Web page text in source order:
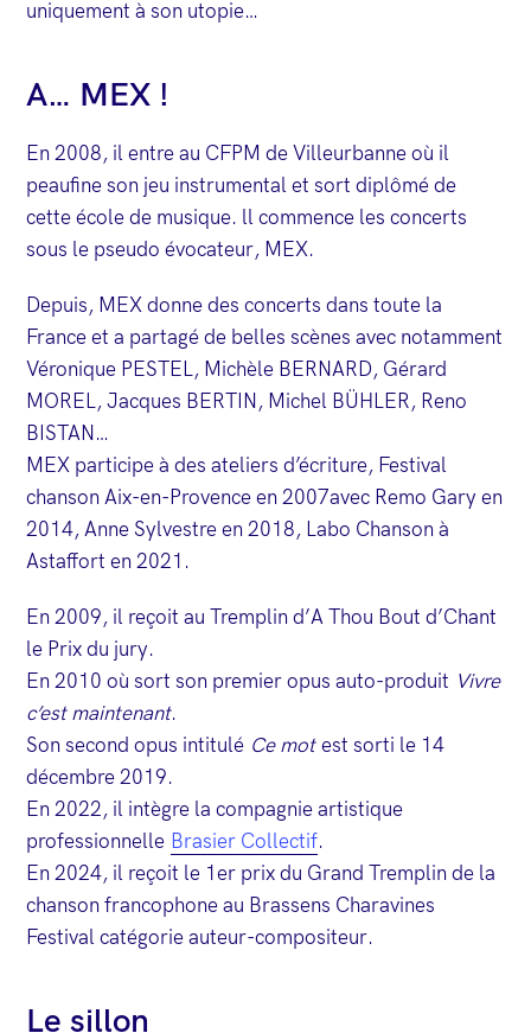
uniquement à son utopie…
A… MEX !
En 2008, il entre au CFPM de Villeurbanne où il
peaufine son jeu instrumental et sort diplômé de
cette école de musique. ll commence les concerts
sous le pseudo évocateur, MEX.
Depuis, MEX donne des concerts dans toute la
France et a partagé de belles scènes avec notamment
Véronique PESTEL, Michèle BERNARD, Gérard
MOREL, Jacques BERTIN, Michel BÜHLER, Reno
BISTAN…
MEX participe à des ateliers d’écriture, Festival
chanson Aix-en-Provence en 2007avec Remo Gary en
2014, Anne Sylvestre en 2018, Labo Chanson à
Astaffort en 2021.
En 2009, il reçoit au Tremplin d’A Thou Bout d’Chant
le Prix du jury.
En 2010 où sort son premier opus auto-produit Vivre
c’est maintenant.
Son second opus intitulé Ce motest sorti le 14
décembre 2019.
En 2022, il intègre la compagnie artistique
professionnelle Brasier Collectif.
En 2024, il reçoit le 1er prix du Grand Tremplin de la
chanson francophone au Brassens Charavines
Festival catégorie auteur-compositeur.
Le sillon